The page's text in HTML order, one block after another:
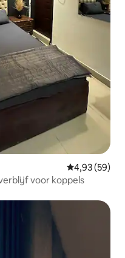
Gemiddelde
4,93 (59)
verblijf voor koppels